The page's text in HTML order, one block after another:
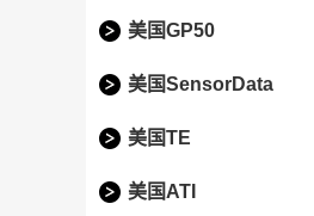
美国GP50
美国SensorData
美国TE
美国ATI